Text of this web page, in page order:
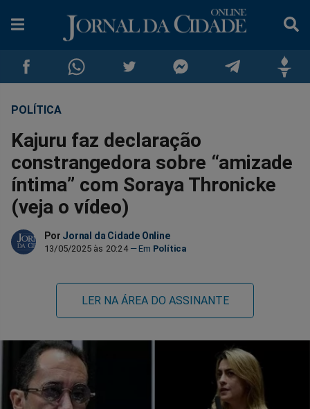
Compartilhar
no
Facebook
Compartilhar
no
Whatsapp
no
Twitter
no
MessengerTelegram
no
Gettr
POLÍTICA
Kajuru faz declaração
constrangedora sobre “amizade
íntima” com Soraya Thronicke
(veja o vídeo)
Por Jornal da Cidade Online
13/05/2025 às 20:24 Política
LER NA ÁREA DO ASSINANTE